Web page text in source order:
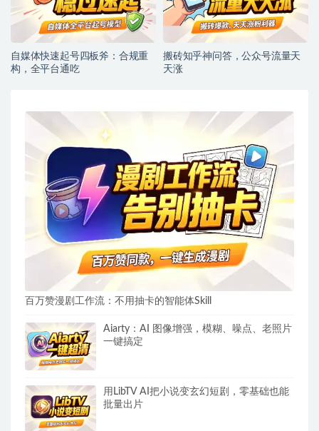
自媒体快速起号四板斧：合规重
构，全平台通吃
搬砖知乎神问答，公众号流量天
天涨
百万赞漫剧工作流：不用抽卡的智能体Skill
Aiarty：AI 图像增强，模糊、噪点、老照片
一键搞定
用LibTV AI把小说变玄幻短剧，零基础也能
批量出片